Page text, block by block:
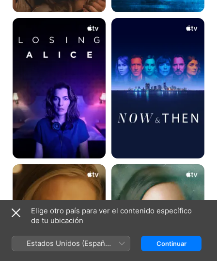
Losing
Now
Desprecio Luminosas
Elige otro país para ver el contenido específico
de tu ubicación
Estados Unidos (Español
México)
Continuar